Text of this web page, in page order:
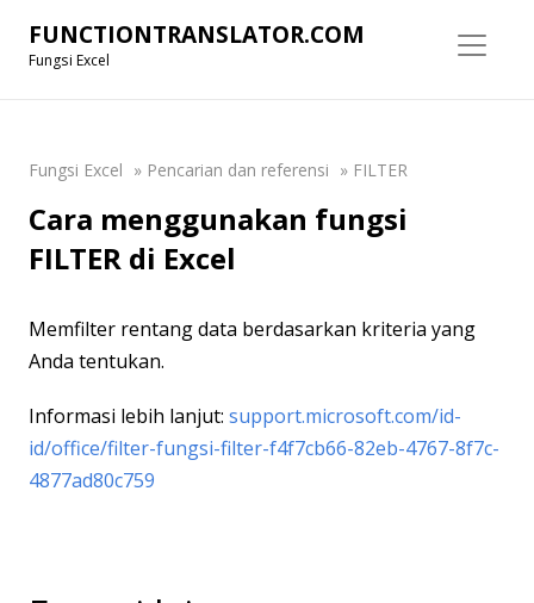
FUNCTIONTRANSLATOR.COM
Fungsi Excel
Fungsi Excel » Pencarian dan referensi » FILTER
Cara menggunakan fungsi
FILTER di Excel
Memfilter rentang data berdasarkan kriteria yang
Anda tentukan.
Informasi lebih lanjut: support.microsoft.com/id-
id/office/filter-fungsi-filter-f4f7cb66-82eb-4767-8f7c-
4877ad80c759